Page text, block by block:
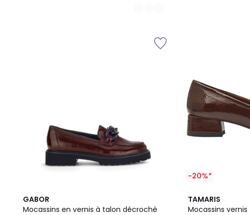
GABOR
Mocassins en vernis à talon décroché
2
Couleurs
-20%*
TAMARIS
Mocassins vernis
4,2
/ 5